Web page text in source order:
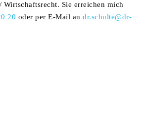
Wirtschaftsrecht. Sie erreichen mich
20 oder per E-Mail an dr.schulte@dr-